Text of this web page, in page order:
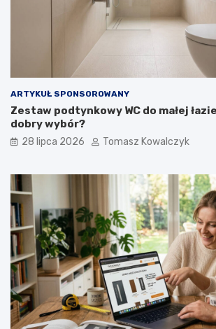
ARTYKUŁ SPONSOROWANY
Zestaw podtynkowy WC do małej
dobry wybór?
28 lipca 2026 Tomasz Kowalczyk